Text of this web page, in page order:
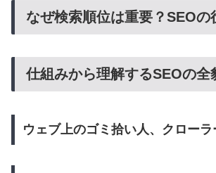
なぜ検索順位は重要？SEOの
仕組みから理解するSEOの全
ウェブ上のゴミ拾い人、クローラ